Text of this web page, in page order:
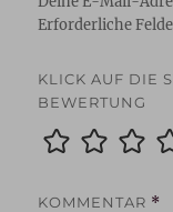
Erforderliche
KLICK AUF DIE
BEWERTUNG
KOMMENTAR *